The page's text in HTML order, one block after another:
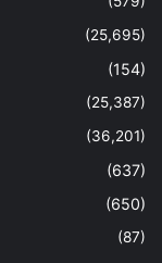
(25,695)
(154)
(25,387)
(36,201)
(637)
(650)
(87)